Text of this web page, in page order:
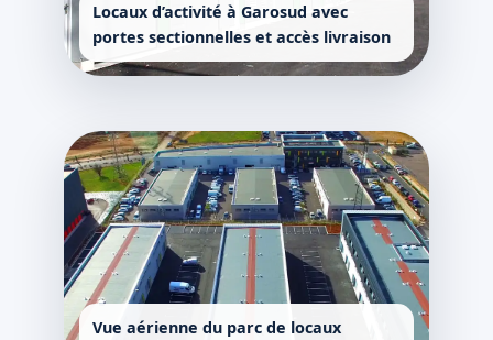
Locaux d’activité à Garosud avec
portes sectionnelles et accès livraison
Vue aérienne du parc de locaux